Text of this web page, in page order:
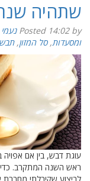
שתהיה
Posted 14:02by נעמי
ומסעדות,סל המזון,
עוגת דבש, בין אם אפויה
ראש השנה המתקרב. כדי
לביצוע שקיבלתי מחברת